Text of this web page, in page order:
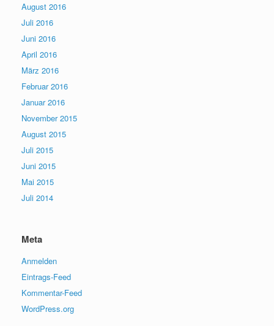
August 2016
Juli 2016
Juni 2016
April 2016
März 2016
Februar 2016
Januar 2016
November 2015
August 2015
Juli 2015
Juni 2015
Mai 2015
Juli 2014
Meta
Anmelden
Eintrags-Feed
Kommentar-Feed
WordPress.org